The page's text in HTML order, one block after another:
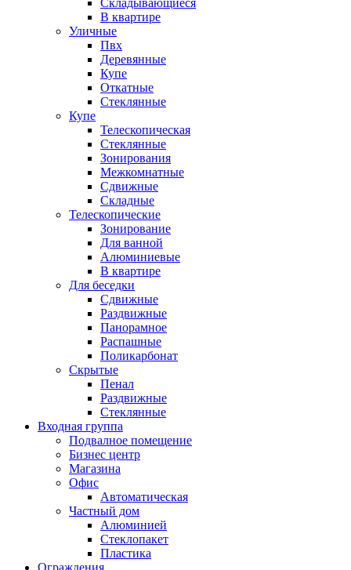
Складывающиеся
В квартире
Уличные
Пвх
Деревянные
Купе
Откатные
Стеклянные
Купе
Телескопическая
Стеклянные
Зонирования
Межкомнатные
Сдвижные
Складные
Телескопические
Зонирование
Для ванной
Алюминиевые
В квартире
Для беседки
Сдвижные
Раздвижные
Панорамное
Распашные
Поликарбонат
Скрытые
Пенал
Раздвижные
Стеклянные
Входная группа
Подвалное помещение
Бизнес центр
Магазина
Офис
Автоматическая
Частный дом
Алюминией
Стеклопакет
Пластика
Ограждения